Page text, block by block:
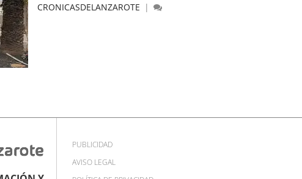
CRONICASDELANZAROTE
PUBLICIDAD
AVISO LEGAL